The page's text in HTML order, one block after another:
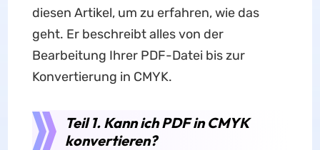
diesen Artikel, um zu erfahren, wie das
geht. Er beschreibt alles von der
Bearbeitung Ihrer PDF-Datei bis zur
Konvertierung in CMYK.
Teil 1. Kann ich PDF in CMYK
konvertieren?